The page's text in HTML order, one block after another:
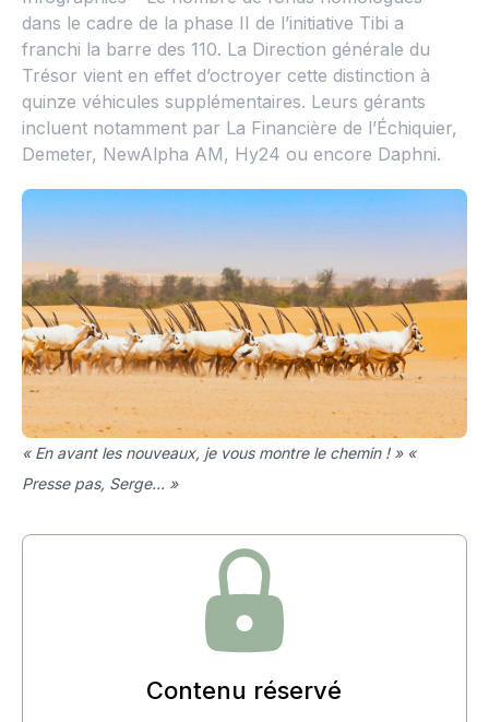
dans le cadre de la phase II de l’initiative Tibi a
franchi la barre des 110. La Direction générale du
Trésor vient en effet d’octroyer cette distinction à
quinze véhicules supplémentaires. Leurs gérants
incluent notamment par La Financière de l’Échiquier,
Demeter, NewAlpha AM, Hy24 ou encore Daphni.
« En avant les nouveaux, je vous montre le chemin ! » «
Presse pas, Serge… »
Contenu réservé